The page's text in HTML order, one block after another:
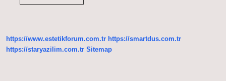
https://www.estetikforum.com.tr https://smartdus.com.tr
https://staryazilim.com.tr Sitemap